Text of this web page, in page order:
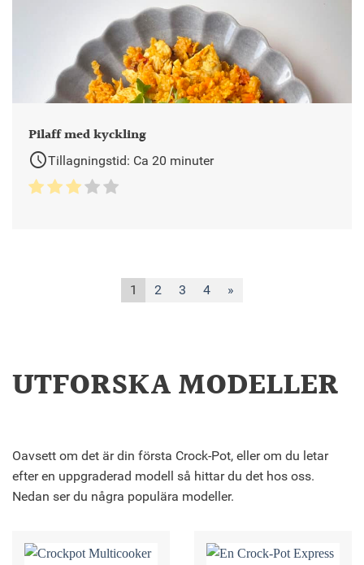
Pilaff med kyckling
scheduleTillagningstid: Ca 20 minuter
1 2 3 4 »
UTFORSKA MODELLER
Oavsett om det är din första Crock-Pot, eller om du letar
efter en uppgraderad modell så hittar du det hos oss.
Nedan ser du några populära modeller.